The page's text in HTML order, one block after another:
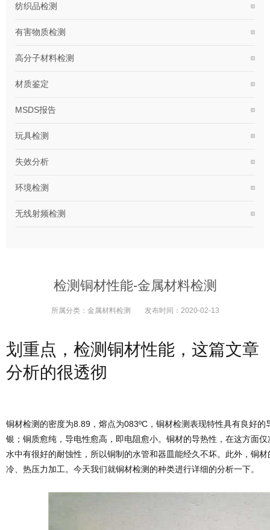
纺织品检测
有害物质检测
高分子材料检测
材质鉴定
MSDS报告
玩具检测
失效分析
环境检测
无线射频检测
检测铜材性能-金属材料检测
所属分类： 金属材料检测 发布时间： 2020-02-13
划重点，检测铜材性能，这篇文章
分析的很透彻
铜材检测的密度为8.89，熔点为083ºC，铜材检测表现特性具有良好
银；铜质愈纯，导电性愈高，即电阻愈小。铜材的导热性，在这方面
水中有很好的耐蚀性，所以铜制的水管和器皿能经久不坏。此外，铜
冷、热压力加工。今天我们就铜材检测的种类进行详细的分析一下。